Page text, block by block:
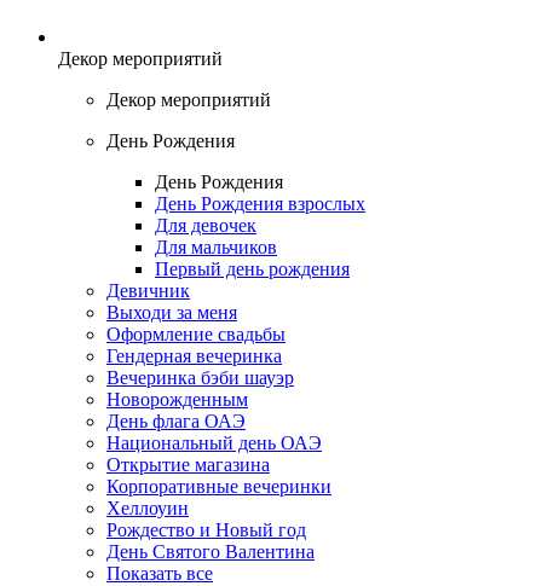
Декор мероприятий
Декор мероприятий
День Рождения
День Рождения
День Рождения взрослых
Для девочек
Для мальчиков
Первый день рождения
Девичник
Выходи за меня
Оформление свадьбы
Гендерная вечеринка
Вечеринка бэби шауэр
Новорожденным
День флага ОАЭ
Национальный день ОАЭ
Открытие магазина
Корпоративные вечеринки
Хеллоуин
Рождество и Новый год
День Святого Валентина
Показать все